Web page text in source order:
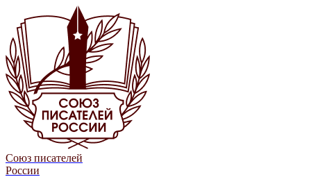
Союз писателей
России